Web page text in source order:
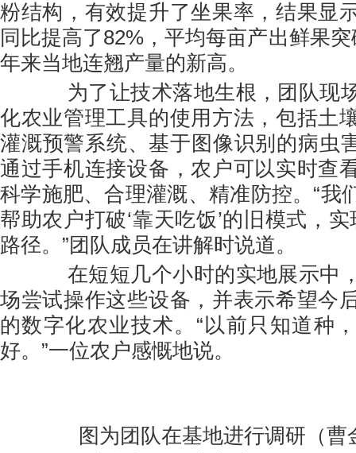
粉结构，有效提升了坐果率，结果显
同比提高了82%，平均每亩产出鲜果
年来当地连翘产量的新高。
为了让技术落地生根，团队现
化农业管理工具的使用方法，包括土
灌溉预警系统、基于图像识别的病虫
通过手机连接设备，农户可以实时查
科学施肥、合理灌溉、精准防控。“我
帮助农户打破‘靠天吃饭’的旧模式，实
路径。”团队成员在讲解时说道。
在短短几个小时的实地展示中
场尝试操作这些设备，并表示希望今
的数字化农业技术。“以前只知道种
好。”一位农户感慨地说。
图为团队在基地进行调研（曹